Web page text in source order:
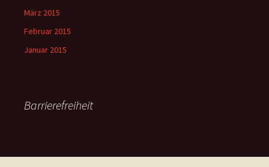
März 2015
Februar 2015
Januar 2015
Barrierefreiheit